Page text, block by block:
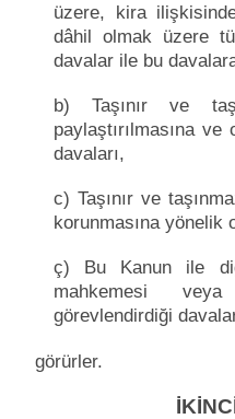
üzere, kira
dâhil olmak üzere
davalar ile bu
b) Taşınır ve
paylaştırılmasına
davaları,
c) Taşınır ve
korunmasına yönelik
ç) Bu Kanun ile
mahkemesi
görevlendirdiği
görürler.